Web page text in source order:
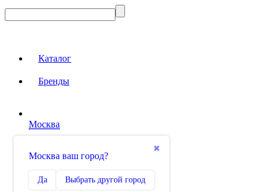
Каталог
Бренды
Москва
✖
Москва ваш город?
Да Выбрать другой город
Сравнение